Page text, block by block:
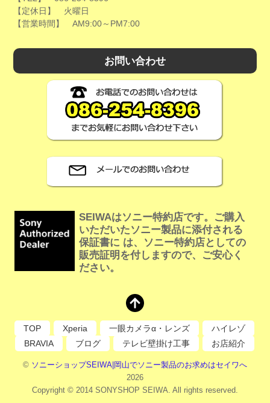
【定休日】 火曜日
【営業時間】 AM9:00～PM7:00
お問い合わせ
SEIWAはソニー特約店です。ご購入
いただいたソニー製品に添付される
保証書に は、ソニー特約店としての
販売証明を付しますので、ご安心く
ださい。
TOP Xperia 一眼カメラα・レンズ
ハイレゾ
BRAVIA
ブログ テレビ壁掛け工事 お店紹介
© ソニーショップSEIWA|岡山でソニー製品のお求めはセイワへ
2026
Copyright © 2014 SONYSHOP SEIWA. All rights reserved.